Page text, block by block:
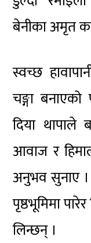
बेनीका अमृत
स्वच्छ
चङ्गा बनाएको
दिया थापाले
आवाज र
अनुभव सुनाए
पृष्ठभूमिमा
लिन्छन् ।